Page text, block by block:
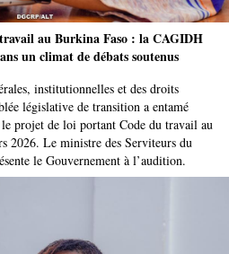
au Burkina Faso : la CAGIDH
un climat de débats soutenus
institutionnelles et des droits
législative de transition a entamé
projet de loi portant Code du travail au
2026. Le ministre des Serviteurs du
le Gouvernement à l’audition.